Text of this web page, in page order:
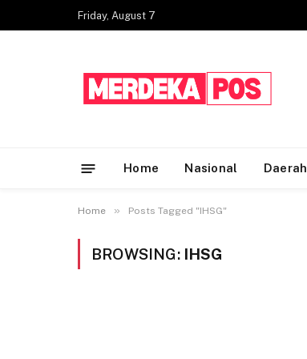
Friday, August 7
Home Nasional Daerah
Home » Posts Tagged "IHSG"
BROWSING: IHSG